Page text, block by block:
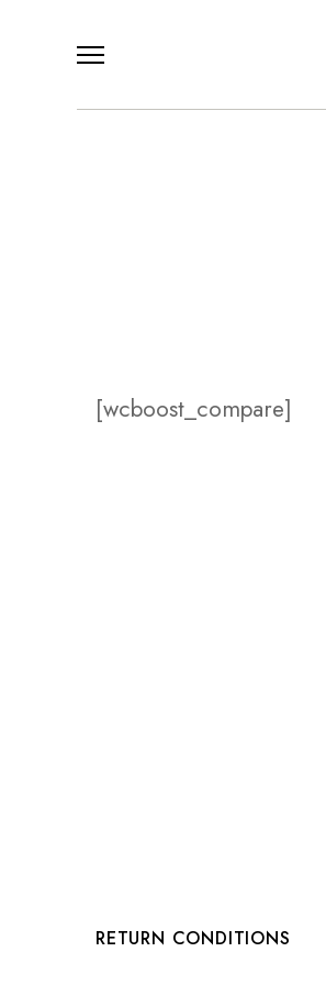
[wcboost_compare]
RETURN CONDITIONS